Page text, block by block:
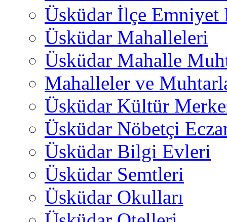
Üsküdar İlçe
Üsküdar Mahalleleri
Üsküdar Mahalle
Mahalleler ve
Üsküdar Kültür
Üsküdar Nöbetçi
Üsküdar Bilgi Evleri
Üsküdar Semtleri
Üsküdar Okulları